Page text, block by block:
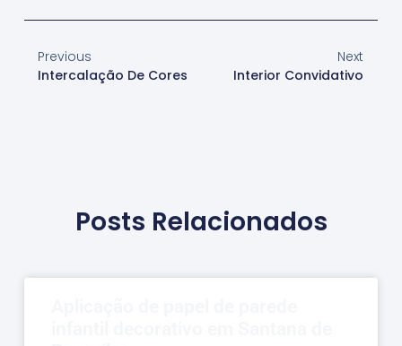
Previous
Intercalação De Cores
Next
Interior Convidativo
Posts Relacionados